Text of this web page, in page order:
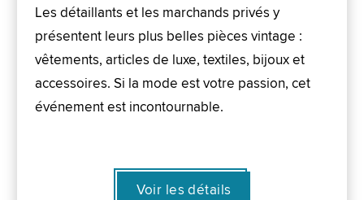
Les détaillants et les marchands privés y
présentent leurs plus belles pièces vintage :
vêtements, articles de luxe, textiles, bijoux et
accessoires. Si la mode est votre passion, cet
événement est incontournable.
Voir les détails